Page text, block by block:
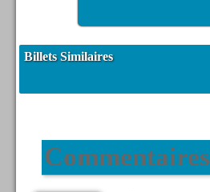
Billets Similaires
Commentaires